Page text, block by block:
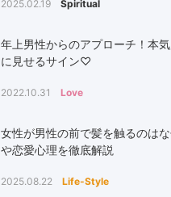
2025.02.19 Spiritual
年上男性からのアプローチ！本
に見せるサイン♡
2022.10.31 Love
女性が男性の前で髪を触るのは
や恋愛心理を徹底解説
2025.08.22 Life-Style